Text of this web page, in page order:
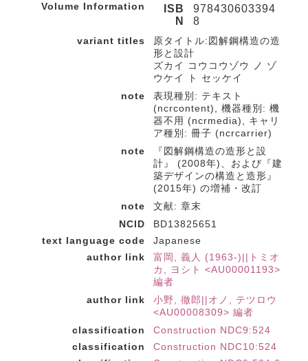
Volume Information
ISB
N
978430603394
8
variant titles
原タイトル:図解鋼構造の造
形と設計
ズカイ コウコウゾウ ノ ゾ
ウケイ ト セッケイ
note
表現種別: テキスト
(ncrcontent), 機器種別: 機
器不用 (ncrmedia), キャリ
ア種別: 冊子 (ncrcarrier)
note
『図解鋼構造の造形と設
計』 (2008年)、および『建
築デザインの構造と造形』
(2015年) の増補・改訂
note
文献: 章末
NCID
BD13825651
text language code
Japanese
author link
富岡, 義人 (1963-)||トミオ
カ, ヨシト <AU00001193>
編者
author link
小野, 徹郎||オノ, テツロウ
<AU00008309> 編者
classification
Construction NDC9:524
classification
Construction NDC10:524